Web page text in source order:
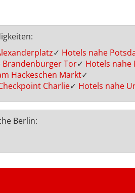
✓ Hotels nahe
Brandenburger Tor✓ Hotels nahe
Hackeschen Markt✓
Charlie✓ Hotels nahe
Berlin: